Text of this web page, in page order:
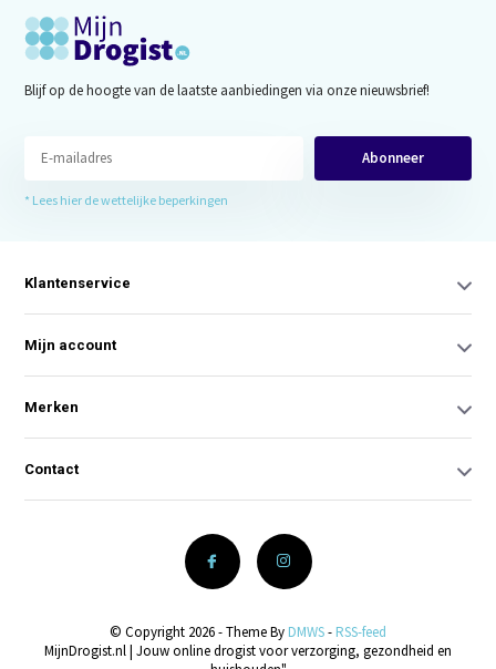
Blijf op de hoogte van de laatste aanbiedingen via onze nieuwsbrief!
Abonneer
* Lees hier de wettelijke beperkingen
Klantenservice
Mijn account
Merken
Contact
© Copyright 2026 - Theme By DMWS- RSS-feed
MijnDrogist.nl | Jouw online drogist voor verzorging, gezondheid en